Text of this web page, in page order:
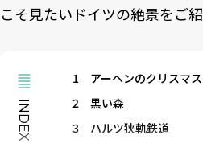
こそ見たいドイツの絶景をご紹
INDEX
1
アーヘンのクリスマ
2
黒い森
3
ハルツ狭軌鉄道